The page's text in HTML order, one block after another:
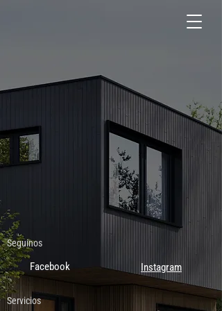
Seguinos
Facebook Instagram
Servicios